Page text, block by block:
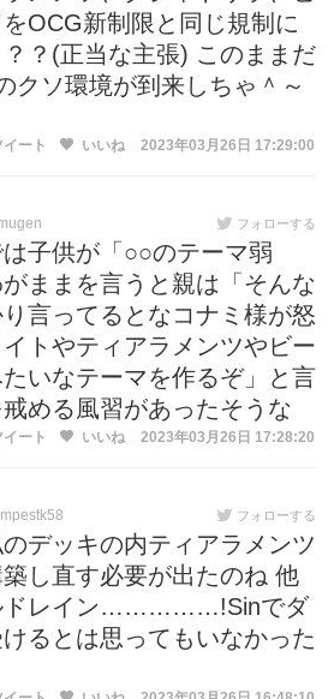
OCG新制限と同じ規制に
？？(正当な主張) このままだ
クソ環境が到来しちゃ＾～
イート いいね 2023年03月26日 17:29:00
フォローする
子供が「○○のテーマ弱
ままを言うと親は「そんな
言ってるとなコナミ様が怒
トやティアラメンツやビー
いなテーマを作るぞ」と言
める風習があったそうな
イート いいね 2023年03月26日 17:28:20
フォローする
デッキの内ティアラメンツ
し直す必要が出たのね 他
ドレイン……………!Sinでダ
るとは思ってもいなかった